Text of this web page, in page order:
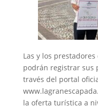
Las y los
podrán registrar sus
través del portal
la oferta turística a